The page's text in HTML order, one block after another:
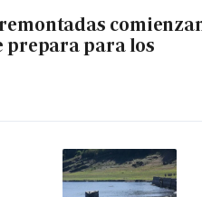
prepara para los